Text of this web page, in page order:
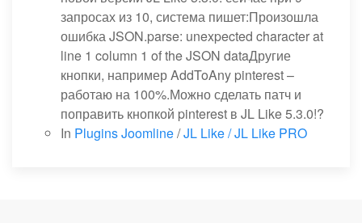
запросах из 10, система пишет:Произошла
ошибка JSON.parse: unexpected character at
line 1 column 1 of the JSON dataДругие
кнопки, например AddToAny pinterest –
работаю на 100%.Можно сделать патч и
поправить кнопкой pinterest в JL Like 5.3.0!?
In Plugins Joomline/JL Like / JL Like PRO